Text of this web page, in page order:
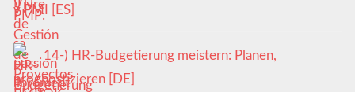
y PMI [ES]
14-) HR-Budgetierung meistern: Planen,
prognostizieren [DE]